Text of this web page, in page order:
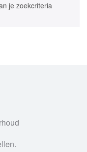
je zoekcriteria